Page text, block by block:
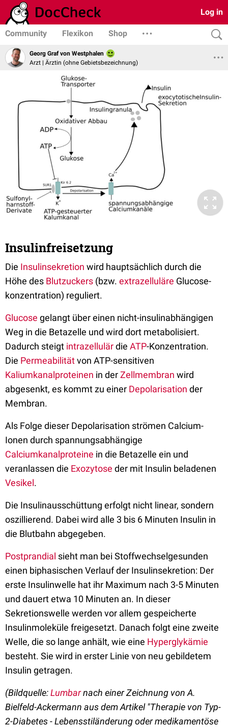
Log in
Community Flexikon Shop
Georg Graf von Westphalen
Arzt | Ärztin (ohne Gebietsbezeichnung)
Insulinfreisetzung
Die Insulinsekretion wird hauptsächlich durch die
Höhe des Blutzuckers (bzw. extrazelluläre Glucose­
konzentration) reguliert.
Glucose gelangt über einen nicht-insulinabhängigen
Weg in die Betazelle und wird dort metabolisiert.
Dadurch steigt intrazellulärdie ATP-Konzentration.
Die Permeabilitätvon ATP-sensitiven
Kaliumkanalproteinen in derZellmembran wird
abgesenkt, es kommt zu einer Depolarisation der
Membran.
Als Folge dieser Depolarisation strömen Calcium-
Ionen durch spannungsabhängige
Calciumkanalproteine in die Betazelle ein und
veranlassen die Exozytose der mit Insulin beladenen
Vesikel.
Die Insulinausschüttung erfolgt nicht linear, sondern
oszillierend. Dabei wird alle 3 bis 6 Minuten Insulin in
die Blutbahn abgegeben.
Postprandial sieht man bei Stoffwechselgesunden
einen biphasischen Verlauf der Insulinsekretion: Der
erste Insulinwelle hat ihr Maximum nach 3-5 Minuten
und dauert etwa 10 Minuten an. In dieser
Sekretionswelle werden vor allem gespeicherte
Insulinmoleküle freigesetzt. Danach folgt eine zweite
Welle, die so lange anhält, wie eine Hyperglykämie
besteht. Sie wird in erster Linie von neu gebildetem
Insulin getragen.
(Bildquelle:Lumbarnach einer Zeichnung von A.
Bielfeld-Ackermann aus dem Artikel "Therapie von Typ-
2-Diabetes - Lebensstiländerung oder medikamentöse